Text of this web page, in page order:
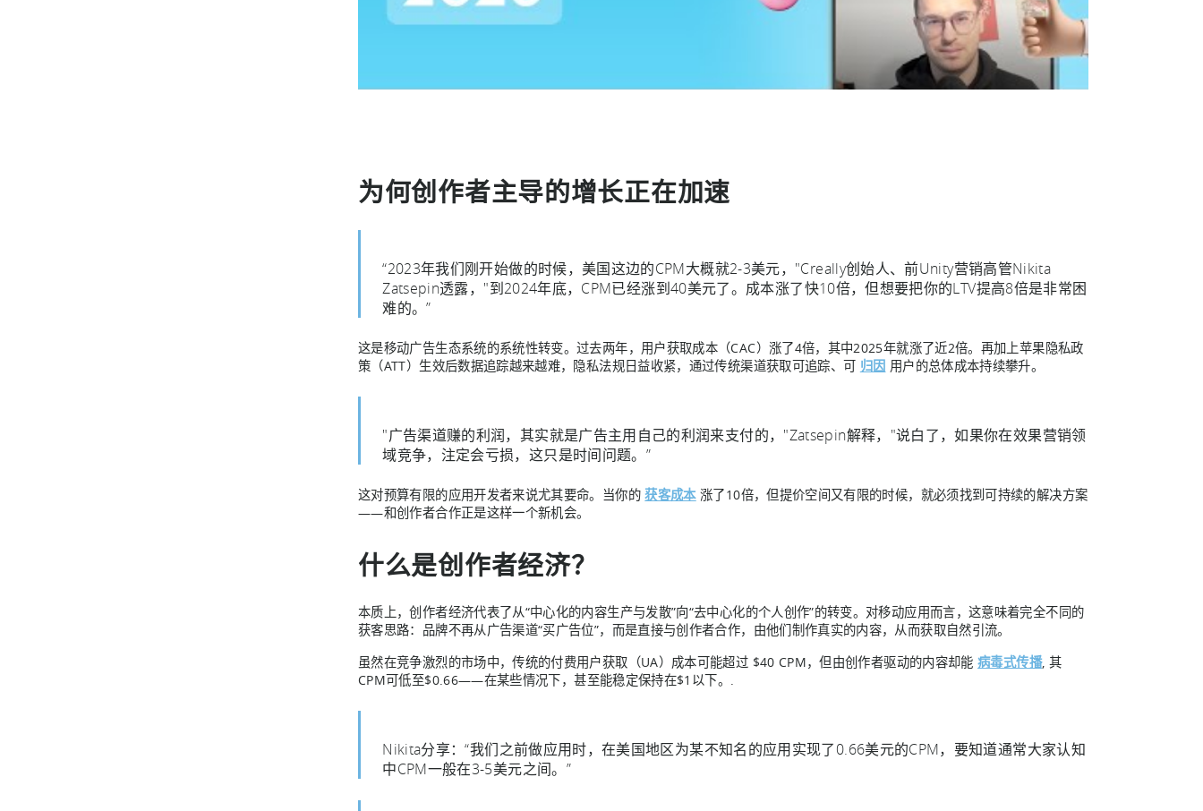
为何创作者主导的增长正在加速
“2023年我们刚开始做的时候，美国这边的CPM大概就2-3美元，"Creally创始人、前Unity营销高管Nikita
Zatsepin透露，"到2024年底，CPM已经涨到40美元了。成本涨了快10倍，但想要把你的LTV提高8倍是非常困
难的。”
这是移动广告生态系统的系统性转变。过去两年，用户获取成本（CAC）涨了4倍，其中2025年就涨了近2倍。再加上苹果隐私政
策（ATT）生效后数据追踪越来越难，隐私法规日益收紧，通过传统渠道获取可追踪、可 归因 用户的总体成本持续攀升。
"广告渠道赚的利润，其实就是广告主用自己的利润来支付的，"Zatsepin解释，"说白了，如果你在效果营销领
域竞争，注定会亏损，这只是时间问题。”
这对预算有限的应用开发者来说尤其要命。当你的获客成本涨了10倍，但提价空间又有限的时候，就必须找到可持续的解决方案
——和创作者合作正是这样一个新机会。
什么是创作者经济？
本质上，创作者经济代表了从“中心化的内容生产与发散”向“去中心化的个人创作”的转变。对移动应用而言，这意味着完全不同的
获客思路：品牌不再从广告渠道“买广告位”，而是直接与创作者合作，由他们制作真实的内容，从而获取自然引流。
虽然在竞争激烈的市场中，传统的付费用户获取（UA）成本可能超过 $40 CPM，但由创作者驱动的内容却能病毒式传播, 其
CPM可低至$0.66——在某些情况下，甚至能稳定保持在$1以下。.
Nikita分享：“我们之前做应用时，在美国地区为某不知名的应用实现了0.66美元的CPM，要知道通常大家认知
中CPM一般在3-5美元之间。”